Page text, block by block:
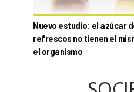
Nuevo estudio: el azúcar
refrescos no tienen el
el organismo